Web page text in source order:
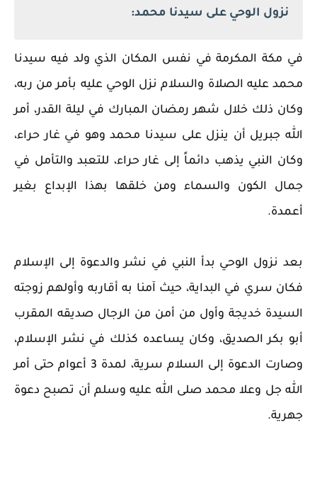
نزول الوحي على سيدنا محمد:
في مكة المكرمة في نفس المكان الذي ولد فيه سيدنا
محمد عليه الصلاة والسلام نزل الوحي عليه بأمر من ربه،
وكان ذلك خلال شهر رمضان المبارك في ليلة القدر، أمر
الله جبريل أن ينزل على سيدنا محمد وهو في غار حراء،
وكان النبي يذهب دائماً إلى غار حراء، للتعبد والتأمل في
جمال الكون والسماء ومن خلقها بهذا الإبداع بغير
أعمدة.
بعد نزول الوحي بدأ النبي في نشر والدعوة إلى الإسلام
فكان سري في البداية، حيث آمنا به أقاربه وأولهم زوجته
السيدة خديجة وأول من أمن من الرجال صديقه المقرب
أبو بكر الصديق، وكان يساعده كذلك في نشر الإسلام،
وصارت الدعوة إلى السلام سرية، لمدة 3 أعوام حتى أمر
الله جل وعلا محمد صلى الله عليه وسلم أن تصبح دعوة
جهرية.